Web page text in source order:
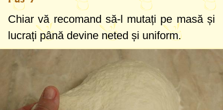
Chiar vă recomand să-l mutați pe masă și
lucrați până devine neted și uniform.